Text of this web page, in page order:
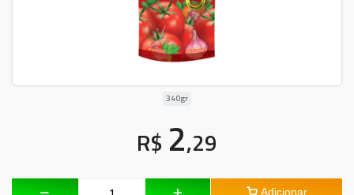
340gr
R$ 2,29
Adicionar